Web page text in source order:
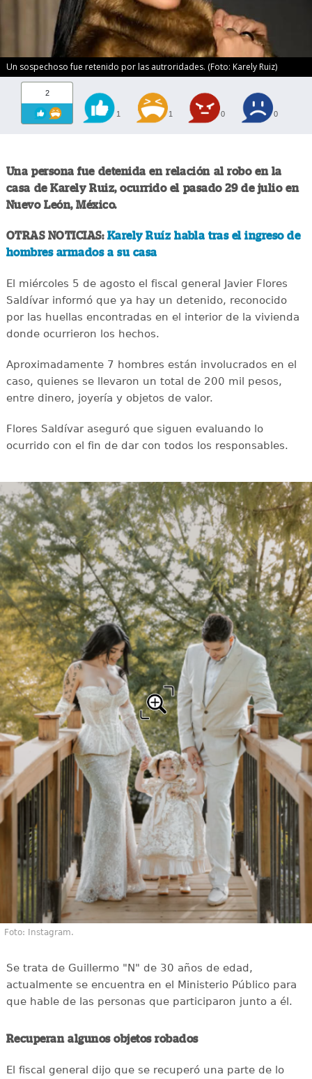
Un sospechoso fue retenido por las autroridades. (Foto: Karely Ruiz)
2
1 1 0 0
Una persona fue detenida en relación al robo en la
casa de Karely Ruiz, ocurrido el pasado 29 de julio en
Nuevo León, México.
OTRAS NOTICIAS: Karely Ruíz habla tras el ingreso de
hombres armados a su casa
El miércoles 5 de agosto el fiscal general Javier Flores
Saldívar informó que ya hay un detenido, reconocido
por las huellas encontradas en el interior de la vivienda
donde ocurrieron los hechos.
Aproximadamente 7 hombres están involucrados en el
caso, quienes se llevaron un total de 200 mil pesos,
entre dinero, joyería y objetos de valor.
Flores Saldívar aseguró que siguen evaluando lo
ocurrido con el fin de dar con todos los responsables.
Foto: Instagram.
Se trata de Guillermo "N" de 30 años de edad,
actualmente se encuentra en el Ministerio Público para
que hable de las personas que participaron junto a él.
Recuperan algunos objetos robados
El fiscal general dijo que se recuperó una parte de lo